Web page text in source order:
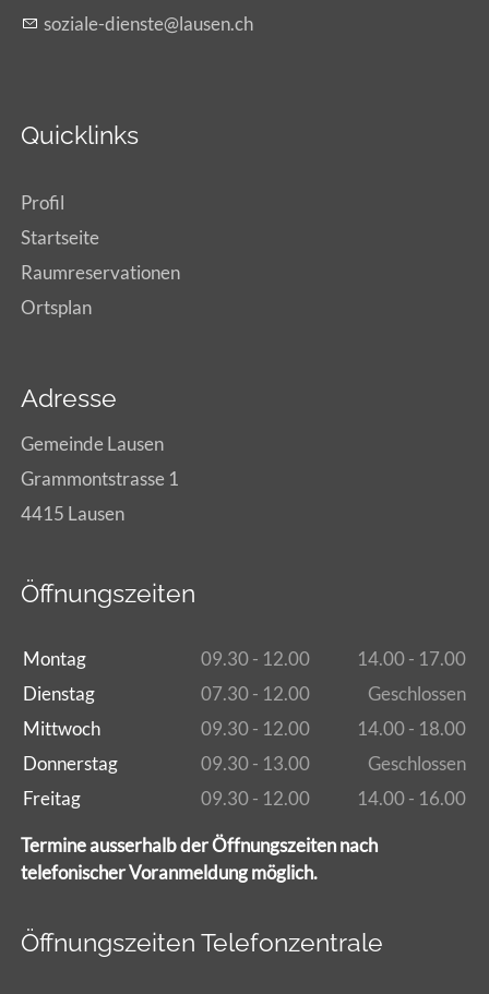
s z l -d nst l s nch
Quicklinks
Profil
Startseite
Raumreservationen
Ortsplan
Adresse
Gemeinde Lausen
Grammontstrasse 1
4415 Lausen
Öffnungszeiten
Montag 09.30 - 12.00
14.00 - 17.00
Dienstag
07.30 - 12.00
Geschlossen
Mittwoch
09.30 - 12.00
14.00 - 18.00
Donnerstag
09.30 - 13.00
Geschlossen
Freitag
09.30 - 12.00 14.00 - 16.00
Termine ausserhalb der Öffnungszeiten nach
telefonischer Voranmeldung möglich.
Öffnungszeiten Telefonzentrale